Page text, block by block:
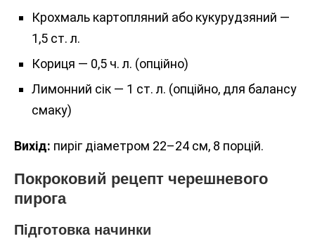
Крохмаль картопляний або кукурудзяний —
1,5 ст. л.
Кориця — 0,5 ч. л. (опційно)
Лимонний сік — 1 ст. л. (опційно, для балансу
смаку)
Вихід: пиріг діаметром 22–24 см, 8 порцій.
Покроковий рецепт черешневого
пирога
Підготовка начинки